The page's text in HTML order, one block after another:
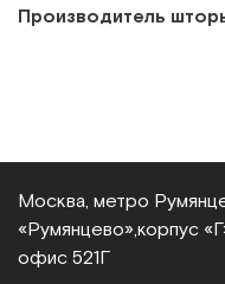
Производитель
Москва, метро
«Румянцево», корпус
офис 521Г